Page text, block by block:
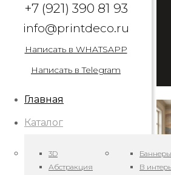
+7 (921) 390 81 93
info@printdeco.ru
Написать в WHATSAPP
Написать в Telegram
Главная
Каталог
3D
Абстракция
Баннеры
В